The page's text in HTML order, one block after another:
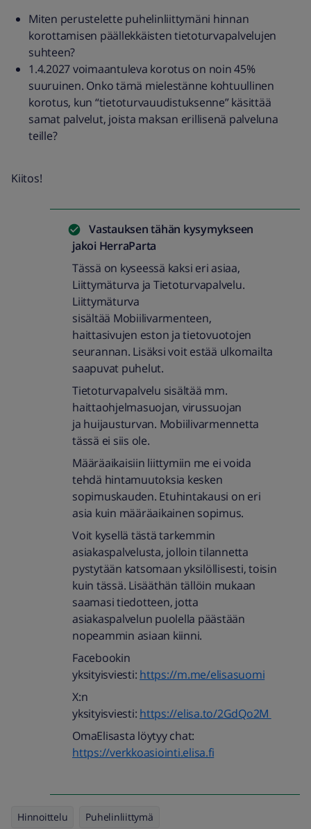
Miten perustelette puhelinliittymäni hinnan
korottamisen päällekkäisten tietoturvapalvelujen
suhteen?
1.4.2027 voimaantuleva korotus on noin 45%
suuruinen. Onko tämä mielestänne kohtuullinen
korotus, kun “tietoturvauudistuksenne” käsittää
samat palvelut, joista maksan erillisenä palveluna
teille?
Kiitos!
Vastauksen tähän kysymykseen
jakoi HerraParta
Tässä on kyseessä kaksi eri asiaa,
Liittymäturva ja Tietoturvapalvelu.
Liittymäturva
sisältää Mobiilivarmenteen,
haittasivujen eston ja tietovuotojen
seurannan. Lisäksi voit estää ulkomailta
saapuvat puhelut.
Tietoturvapalvelu sisältää mm.
haittaohjelmasuojan, virussuojan
ja huijausturvan. Mobiilivarmennetta
tässä ei siis ole.
Määräaikaisiin liittymiin me ei voida
tehdä hintamuutoksia kesken
sopimuskauden. Etuhintakausi on eri
asia kuin määräaikainen sopimus.
Voit kysellä tästä tarkemmin
asiakaspalvelusta, jolloin tilannetta
pystytään katsomaan yksilöllisesti, toisin
kuin tässä. Lisääthän tällöin mukaan
saamasi tiedotteen, jotta
asiakaspalvelun puolella päästään
nopeammin asiaan kiinni.
Facebookin
yksityisviesti: https://m.me/elisasuomi
X:n
yksityisviesti: https://elisa.to/2GdQo2M
OmaElisasta löytyy chat:
https://verkkoasiointi.elisa.fi
Hinnoittelu Puhelinliittymä